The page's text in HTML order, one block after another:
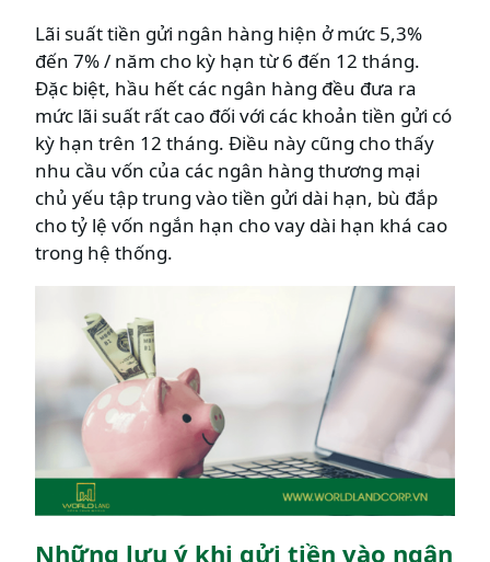
Lãi suất tiền gửi ngân hàng hiện ở mức 5,3%
đến 7% / năm cho kỳ hạn từ 6 đến 12 tháng.
Đặc biệt, hầu hết các ngân hàng đều đưa ra
mức lãi suất rất cao đối với các khoản tiền gửi có
kỳ hạn trên 12 tháng. Điều này cũng cho thấy
nhu cầu vốn của các ngân hàng thương mại
chủ yếu tập trung vào tiền gửi dài hạn, bù đắp
cho tỷ lệ vốn ngắn hạn cho vay dài hạn khá cao
trong hệ thống.
Những lưu ý khi gửi tiền vào ngân